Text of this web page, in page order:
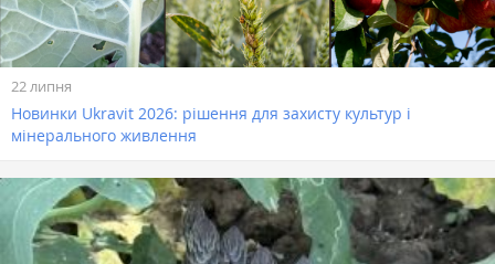
22 липня
Новинки Ukravit 2026: рішення для захисту культур і
мінерального живлення